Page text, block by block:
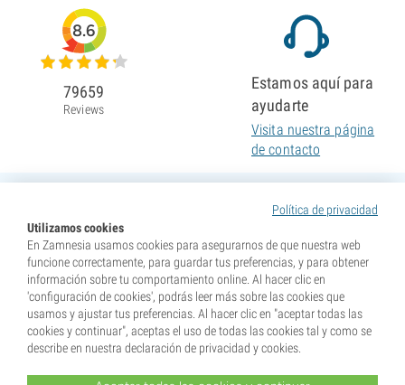
Política de privacidad
Utilizamos cookies
En Zamnesia usamos cookies para asegurarnos de que nuestra web
funcione correctamente, para guardar tus preferencias, y para obtener
información sobre tu comportamiento online. Al hacer clic en
'configuración de cookies', podrás leer más sobre las cookies que
usamos y ajustar tus preferencias. Al hacer clic en "aceptar todas las
cookies y continuar", aceptas el uso de todas las cookies tal y como se
describe en nuestra declaración de privacidad y cookies.
8.6
79659
Reviews
Estamos aquí para
ayudarte
Visita nuestra página
de contacto